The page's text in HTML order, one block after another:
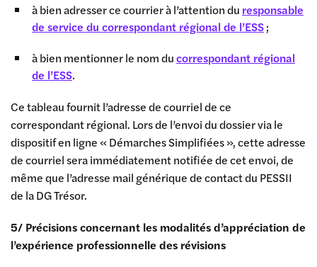
à bien adresser ce courrier à l’attention du responsable
de service du correspondant régional de l’ESS;
à bien mentionner le nom ducorrespondant régional
de l’ESS.
Ce tableau fournit l’adresse de courriel de ce
correspondant régional. Lors de l’envoi du dossier via le
dispositif en ligne « Démarches Simplifiées », cette adresse
de courriel sera immédiatement notifiée de cet envoi, de
même que l’adresse mail générique de contact du PESSII
de la DG Trésor.
5/ Précisions concernant les modalités d’appréciation de
l’expérience professionnelle des révisions